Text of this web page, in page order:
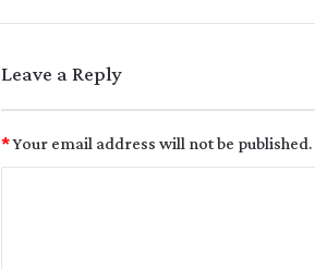
Leave a Reply
Your email address will not be published.
*